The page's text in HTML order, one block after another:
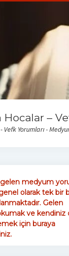
Hocalar –
Vefk Yorumları -
gelen medyum
olarak tek bir
Gelen
ve kendiniz
için buraya